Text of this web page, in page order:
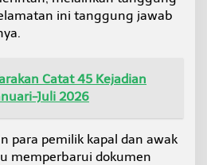
ini tanggung jawab
Catat 45 Kejadian
Juli 2026
para pemilik kapal dan awak
memperbarui dokumen